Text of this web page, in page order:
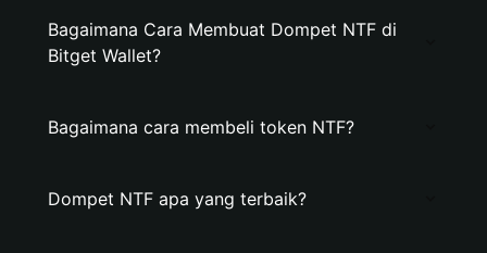
Bagaimana Cara Membuat Dompet NTF di
Bitget Wallet?
Bagaimana cara membeli token NTF?
Dompet NTF apa yang terbaik?